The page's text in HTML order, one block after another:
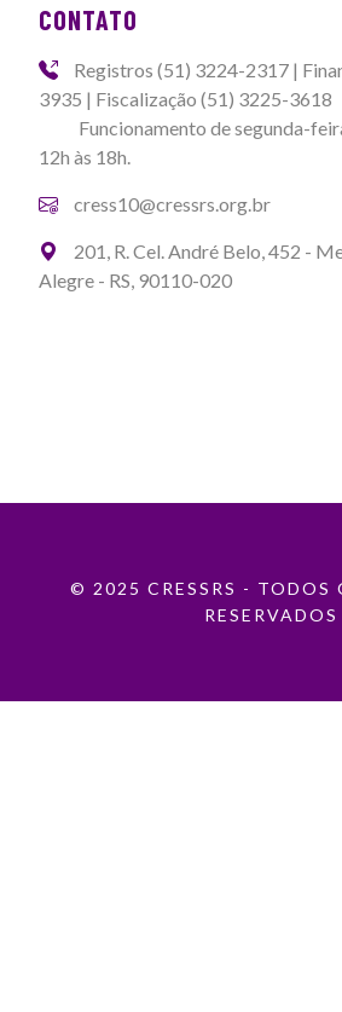
CONTATO
Registros (51) 3224-2317 |
3935 | Fiscalização (51) 3225-3618
Funcionamento de segunda-
12h às 18h.
cress10@cressrs.org.br
201, R. Cel. André Belo, 452 -
Alegre - RS, 90110-020
© 2025 CRESSRS - TODOS
RESERVADOS